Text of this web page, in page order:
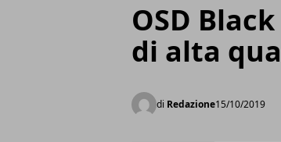
OSD
di alta
di Redazione15/10/2019